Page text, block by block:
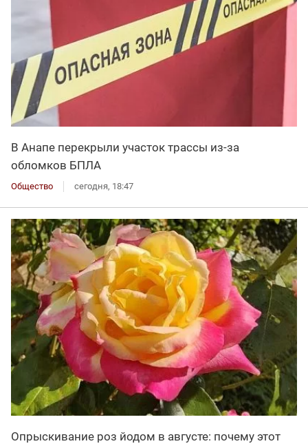
В Анапе перекрыли участок трассы из-за
обломков БПЛА
Общество сегодня, 18:47
Опрыскивание роз йодом в августе: почему этот